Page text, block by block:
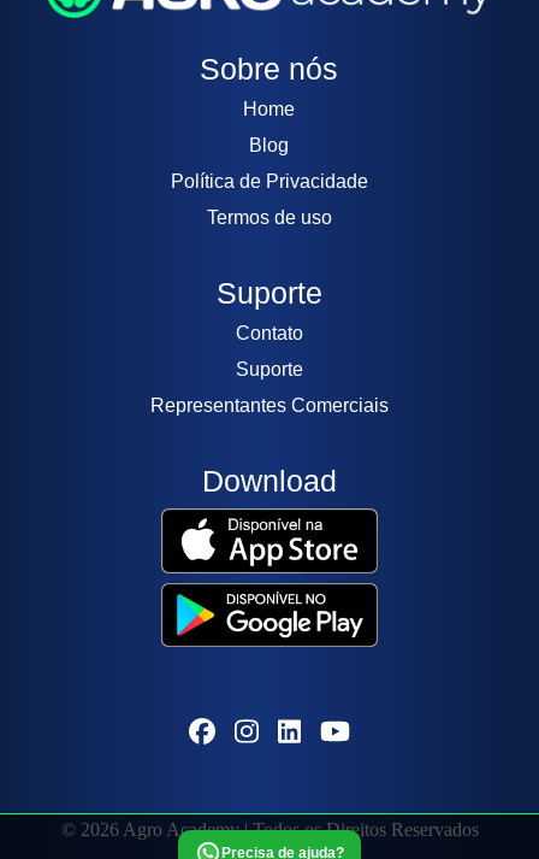
Precisa de ajuda?
Sobre nós
Home
Blog
Política de Privacidade
Termos de uso
Suporte
Contato
Suporte
Representantes Comerciais
Download
© 2026 Agro Academy | Todos os Direitos Reservados